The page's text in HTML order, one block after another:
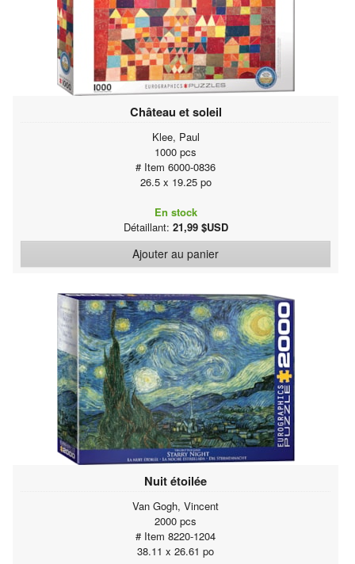
Château et soleil
Klee, Paul
1000 pcs
# Item 6000-0836
26.5 x 19.25 po
En stock
Détaillant: 21,99 $USD
Ajouter au panier
Nuit étoilée
Van Gogh, Vincent
2000 pcs
# Item 8220-1204
38.11 x 26.61 po